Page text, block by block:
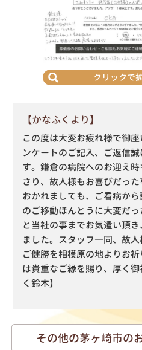
クリックで
【かなふくより】
この度は大変お疲れ様で御
ンケートのご記入、ご返信
す。鎌倉の病院へのお迎え
さり、故人様もお喜びだっ
おかれましても、ご看病か
のご移動ほんとうに大変だ
と当社の事までお気遣い頂
ました。スタッフ一同、故
ご健勝を相模原の地よりお
は貴重なご縁を賜り、厚く
く鈴木】
その他の茅ヶ崎市の